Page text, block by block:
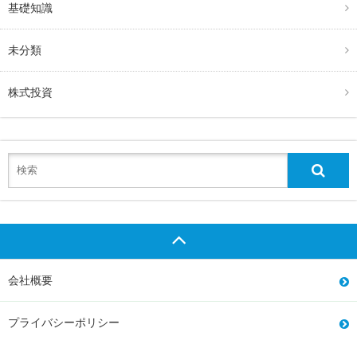
基礎知識
未分類
株式投資
会社概要
プライバシーポリシー